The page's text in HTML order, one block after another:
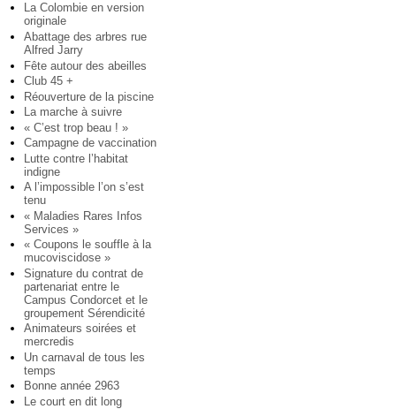
La Colombie en version
originale
Abattage des arbres rue
Alfred Jarry
Fête autour des abeilles
Club 45 +
Réouverture de la piscine
La marche à suivre
« C’est trop beau ! »
Campagne de vaccination
Lutte contre l’habitat
indigne
A l’impossible l’on s’est
tenu
« Maladies Rares Infos
Services »
« Coupons le souffle à la
mucoviscidose »
Signature du contrat de
partenariat entre le
Campus Condorcet et le
groupement Sérendicité
Animateurs soirées et
mercredis
Un carnaval de tous les
temps
Bonne année 2963
Le court en dit long